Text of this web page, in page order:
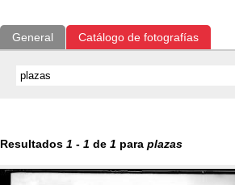
General Catálogo de fotografías
Resultados 1 - 1 de 1 para plazas